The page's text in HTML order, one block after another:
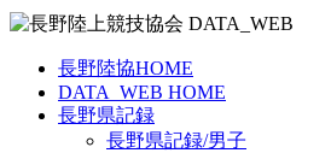
長野陸協HOME
DATA_WEB HOME
長野県記録
長野県記録/男子